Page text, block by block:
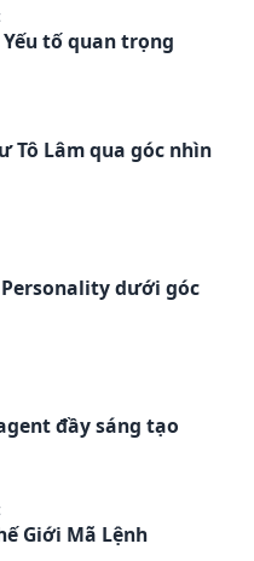
tố quan trọng
Tô Lâm qua góc nhìn
dưới góc
đầy sáng tạo
Giới Mã Lệnh